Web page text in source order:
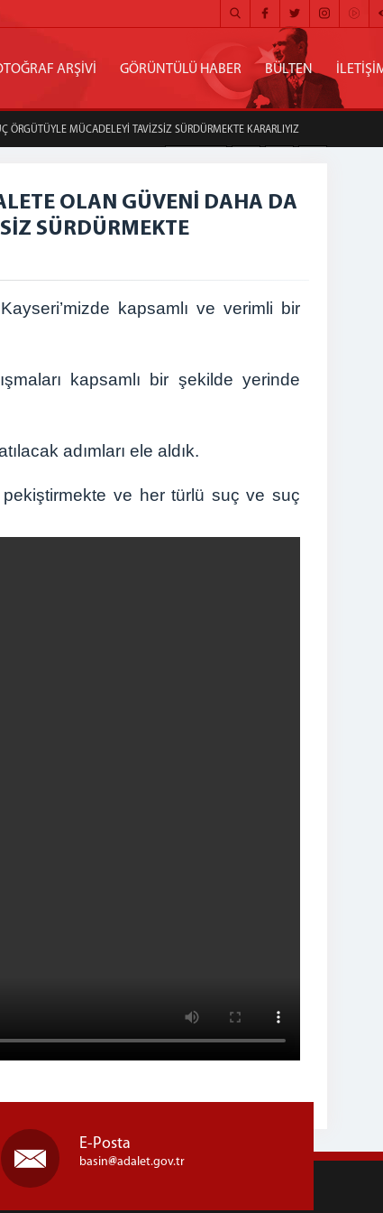
ARŞİVİ GÖRÜNTÜLÜ HABER BÜLTEN
ÖRGÜTÜYLE MÜCADELEYİ TAVİZSİZ SÜRDÜRMEKTE KARARLIYIZ
OLAN GÜVENİ DAHA DA
SÜRDÜRMEKTE
kapsamlı ve verimli bir
kapsamlı bir şekilde yerinde
adımları ele aldık.
pekiştirmekte ve her türlü suç ve suç
E-Posta
basin adalet.gov.tr